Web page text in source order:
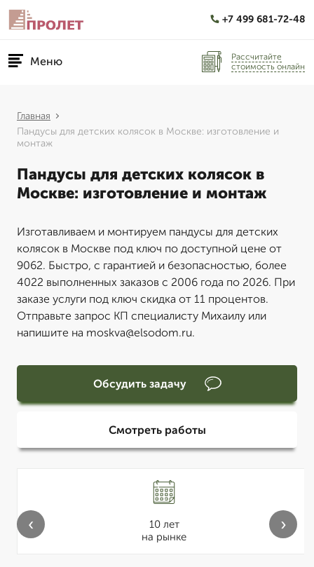
+7 499 681-72-48
Меню
Рассчитайте
стоимость онлайн
Главная
Пандусы для детских колясок в Москве: изготовление и
монтаж
Пандусы для детских колясок в
Москве: изготовление и монтаж
Изготавливаем и монтируем пандусы для детских
колясок в Москве под ключ по доступной цене от
9062. Быстро, с гарантией и безопасностью, более
4022 выполненных заказов с 2006 года по 2026. При
заказе услуги под ключ скидка от 11 процентов.
Отправьте запрос КП специалисту Михаилу или
напишите на moskva@elsodom.ru.
Обсудить задачу
Смотреть работы
10 лет
на рынке
‹ ›